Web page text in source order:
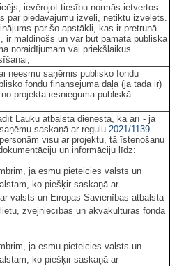
ievērojot tiesību normās ietvertos
par piedāvājumu izvēli, netiktu izvēlēts.
par šo apstākli, kas ir pretrunā
ir maldinošs un var būt pamatā publiskā
noraidījumam vai priekšlaikus
neesmu saņēmis publisko fondu
fondu finansējuma daļa (ja tāda ir)
projekta iesnieguma publiskā
Lauku atbalsta dienesta, kā arī - ja
saskaņā ar regulu 2021/1139 -
visu ar projektu, tā īstenošanu
un informāciju līdz:
ja esmu pieteicies valsts un
ko piešķir saskaņā ar
valsts un Eiropas Savienības atbalsta
zvejniecības un akvakultūras fonda
ja esmu pieteicies valsts un
ko piešķir saskaņā ar